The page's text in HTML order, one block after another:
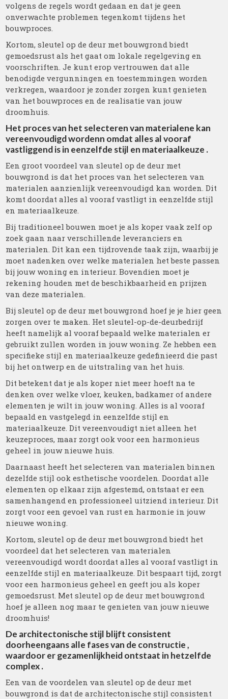
volgens de regels wordt gedaan en dat je geen
onverwachte problemen tegenkomt tijdens het
bouwproces.
Kortom, sleutel op de deur met bouwgrond biedt
gemoedsrust als het gaat om lokale regelgeving en
voorschriften. Je kunt erop vertrouwen dat alle
benodigde vergunningen en toestemmingen worden
verkregen, waardoor je zonder zorgen kunt genieten
van het bouwproces en de realisatie van jouw
droomhuis.
Het proces van het selecteren van materialene kan
vereenvoudigd wordenn omdat alles al vooraf
vastliggend is in eenzelfde stijl en materiaalkeuze .
Een groot voordeel van sleutel op de deur met
bouwgrond is dat het proces van het selecteren van
materialen aanzienlijk vereenvoudigd kan worden. Dit
komt doordat alles al vooraf vastligt in eenzelfde stijl
en materiaalkeuze.
Bij traditioneel bouwen moet je als koper vaak zelf op
zoek gaan naar verschillende leveranciers en
materialen. Dit kan een tijdrovende taak zijn, waarbij je
moet nadenken over welke materialen het beste passen
bij jouw woning en interieur. Bovendien moet je
rekening houden met de beschikbaarheid en prijzen
van deze materialen.
Bij sleutel op de deur met bouwgrond hoef je je hier geen
zorgen over te maken. Het sleutel-op-de-deurbedrijf
heeft namelijk al vooraf bepaald welke materialen er
gebruikt zullen worden in jouw woning. Ze hebben een
specifieke stijl en materiaalkeuze gedefinieerd die past
bij het ontwerp en de uitstraling van het huis.
Dit betekent dat je als koper niet meer hoeft na te
denken over welke vloer, keuken, badkamer of andere
elementen je wilt in jouw woning. Alles is al vooraf
bepaald en vastgelegd in eenzelfde stijl en
materiaalkeuze. Dit vereenvoudigt niet alleen het
keuzeproces, maar zorgt ook voor een harmonieus
geheel in jouw nieuwe huis.
Daarnaast heeft het selecteren van materialen binnen
dezelfde stijl ook esthetische voordelen. Doordat alle
elementen op elkaar zijn afgestemd, ontstaat er een
samenhangend en professioneel uitziend interieur. Dit
zorgt voor een gevoel van rust en harmonie in jouw
nieuwe woning.
Kortom, sleutel op de deur met bouwgrond biedt het
voordeel dat het selecteren van materialen
vereenvoudigd wordt doordat alles al vooraf vastligt in
eenzelfde stijl en materiaalkeuze. Dit bespaart tijd, zorgt
voor een harmonieus geheel en geeft jou als koper
gemoedsrust. Met sleutel op de deur met bouwgrond
hoef je alleen nog maar te genieten van jouw nieuwe
droomhuis!
De architectonische stijl blijft consistent
doorheengaans alle fases van de constructie ,
waardoor er gezamenlijkheid ontstaat in hetzelfde
complex .
Een van de voordelen van sleutel op de deur met
bouwgrond is dat de architectonische stijl consistent